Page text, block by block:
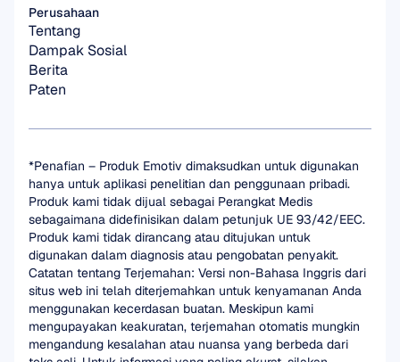
Perusahaan
Tentang
Dampak Sosial
Berita
Paten
*Penafian – Produk Emotiv dimaksudkan untuk digunakan
hanya untuk aplikasi penelitian dan penggunaan pribadi.
Produk kami tidak dijual sebagai Perangkat Medis
sebagaimana didefinisikan dalam petunjuk UE 93/42/EEC.
Produk kami tidak dirancang atau ditujukan untuk
digunakan dalam diagnosis atau pengobatan penyakit.
Catatan tentang Terjemahan: Versi non-Bahasa Inggris dari
situs web ini telah diterjemahkan untuk kenyamanan Anda
menggunakan kecerdasan buatan. Meskipun kami
mengupayakan keakuratan, terjemahan otomatis mungkin
mengandung kesalahan atau nuansa yang berbeda dari